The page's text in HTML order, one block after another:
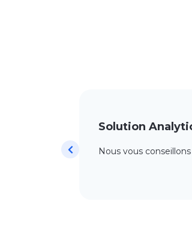
Solution
Nous vous